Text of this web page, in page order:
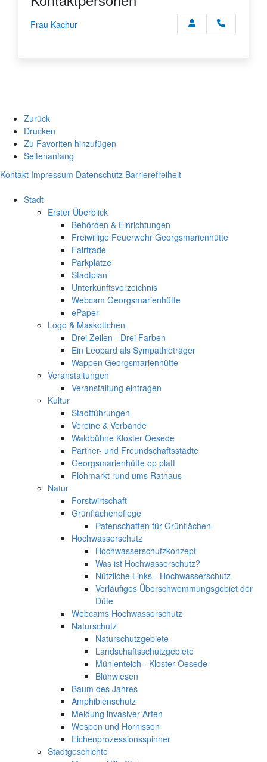
Frau Kachur
Zurück
Drucken
Zu Favoriten hinzufügen
Seitenanfang
Kontakt Impressum Datenschutz Barrierefreiheit
Stadt
Erster Überblick
Behörden & Einrichtungen
Freiwillige Feuerwehr Georgsmarienhütte
Fairtrade
Parkplätze
Stadtplan
Unterkunftsverzeichnis
Webcam Georgsmarienhütte
ePaper
Logo & Maskottchen
Drei Zeilen - Drei Farben
Ein Leopard als Sympathieträger
Wappen Georgsmarienhütte
Veranstaltungen
Veranstaltung eintragen
Kultur
Stadtführungen
Vereine & Verbände
Waldbühne Kloster Oesede
Partner- und Freundschaftsstädte
Georgsmarienhütte op platt
Flohmarkt rund ums Rathaus-
Natur
Forstwirtschaft
Grünflächenpflege
Patenschaften für Grünflächen
Hochwasserschutz
Hochwasserschutzkonzept
Was ist Hochwasserschutz?
Nützliche Links - Hochwasserschutz
Vorläufiges Überschwemmungsgebiet der
Düte
Webcams Hochwasserschutz
Naturschutz
Naturschutzgebiete
Landschaftsschutzgebiete
Mühlenteich - Kloster Oesede
Blühwiesen
Baum des Jahres
Amphibienschutz
Meldung invasiver Arten
Wespen und Hornissen
Eichenprozessionsspinner
Stadtgeschichte